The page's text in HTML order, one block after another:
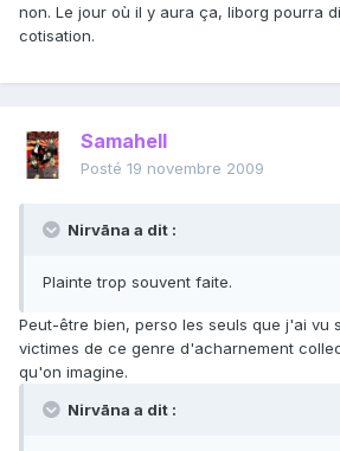
non. Le jour où il y aura ça, liborg pourra
cotisation.
Samahell
Posté 19 novembre 2009
Nirvāna a dit :
Plainte trop souvent faite.
Peut-être bien, perso les seuls que j'ai vu
victimes de ce genre d'acharnement
qu'on imagine.
Nirvāna a dit :